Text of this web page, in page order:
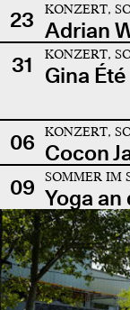
23
KONZERT,
Adrian
31
KONZERT,
Gina Été
06 KONZERT,
Cocon
09
SOMMER IM
Yoga